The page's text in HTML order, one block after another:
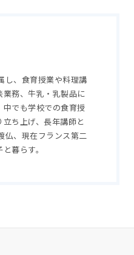
し、食育授業や料理講
務、牛乳・乳製品に
でも学校での食育授
ち上げ、長年講師と
仏、現在フランス第二
暮らす。